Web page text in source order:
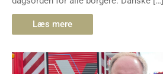
Læs mere